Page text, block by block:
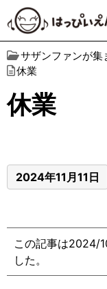
サザンファンが集
休業
休業
2024年11月11日
この記事は2024/
した。